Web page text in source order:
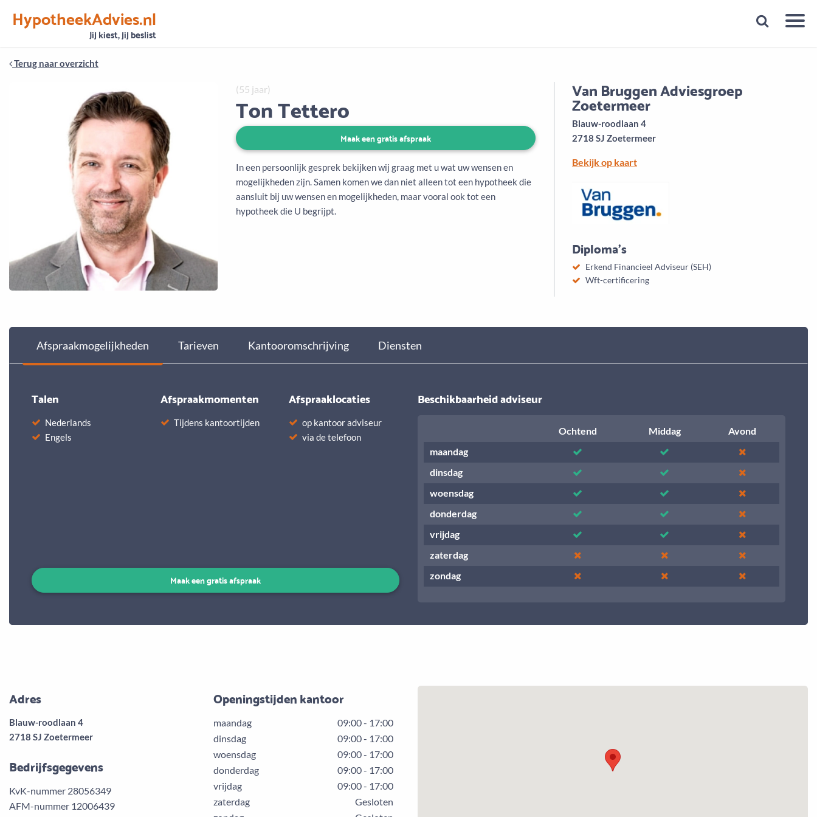
HypotheekAdvies.nl
Jij kiest, jij beslist
VertrouwenAlle basisgegevens zijn gecontroleerd Plan een gratis 1e gesprek binnen 1 minuut
Terug naar overzicht
(55 jaar)
Ton Tettero
Maak een gratis afspraak
In een persoonlijk gesprek bekijken wij graag met u wat uw wensen en
mogelijkheden zijn. Samen komen we dan niet alleen tot een hypotheek die
aansluit bij uw wensen en mogelijkheden, maar vooral ook tot een
hypotheek die U begrijpt.
Van Bruggen Adviesgroep
Zoetermeer
Blauw-roodlaan 4
2718 SJ Zoetermeer
Bekijk op kaart
Diploma's
Erkend Financieel Adviseur (SEH)
Wft-certificering
Afspraakmogelijkheden Tarieven Kantooromschrijving Diensten
Talen
Nederlands
Engels
Afspraakmomenten
Tijdens kantoortijden
Afspraaklocaties
op kantoor adviseur
via de telefoon
Maak een gratis afspraak
Beschikbaarheid adviseur
Ochtend Middag
Avond
maandag
dinsdag
woensdag
donderdag
vrijdag
zaterdag
zondag
Adres
Blauw-roodlaan 4
2718 SJ Zoetermeer
Bedrijfsgegevens
KvK-nummer 28056349
AFM-nummer 12006439
Openingstijden kantoor
maandag
09:00 - 17:00
dinsdag
09:00 - 17:00
woensdag
09:00 - 17:00
donderdag
09:00 - 17:00
vrijdag
09:00 - 17:00
zaterdag
Gesloten